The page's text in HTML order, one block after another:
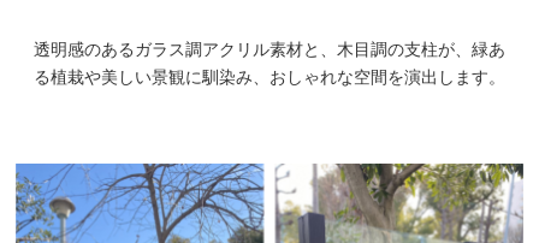
透明感のあるガラス調アクリル素材と、木目調の支柱が、緑あ
る植栽や美しい景観に馴染み、おしゃれな空間を演出します。